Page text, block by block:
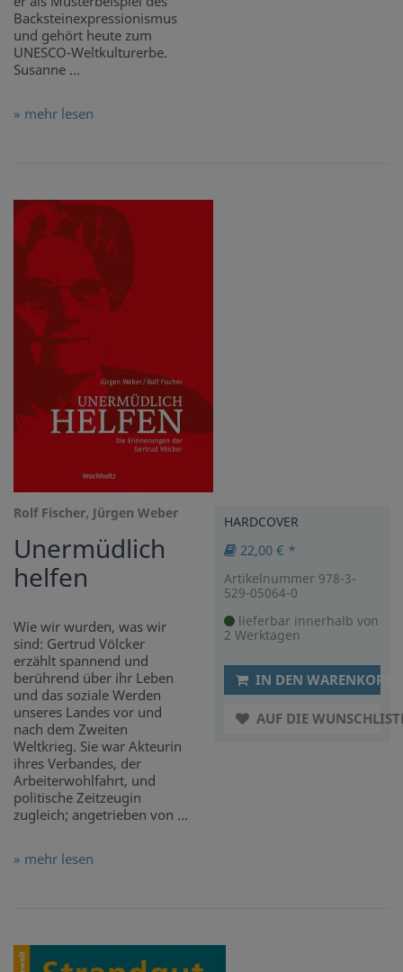
Backsteinexpressionismus
und gehört heute zum
UNESCO-Weltkulturerbe.
Susanne ...
» mehr lesen
Rolf Fischer, Jürgen Weber
Unermüdlich
helfen
Wie wir wurden, was wir
sind: Gertrud Völcker
erzählt spannend und
berührend über ihr Leben
und das soziale Werden
unseres Landes vor und
nach dem Zweiten
Weltkrieg. Sie war Akteurin
ihres Verbandes, der
Arbeiterwohlfahrt, und
politische Zeitzeugin
zugleich; angetrieben von ...
» mehr lesen
HARDCOVER
22,00 € *
Artikelnummer 978-3-
529-05064-0
lieferbar innerhalb von
2 Werktagen
IN DEN WARENKORB
AUF DIE